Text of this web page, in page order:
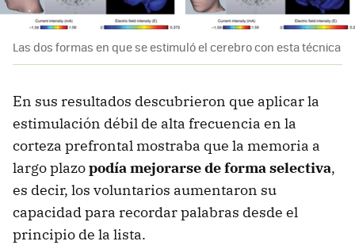
Las dos formas en que se estimuló el cerebro con esta técnica
En sus resultados descubrieron que aplicar la
estimulación débil de alta frecuencia en la
corteza prefrontal mostraba que la memoria a
largo plazopodía mejorarse de forma selectiva,
es decir, los voluntarios aumentaron su
capacidad para recordar palabras desde el
principio de la lista.